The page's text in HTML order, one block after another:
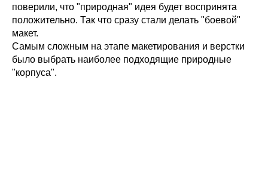
поверили, что "природная" идея будет воспринята
положительно. Так что сразу стали делать "боевой"
макет.
Самым сложным на этапе макетирования и верстки
было выбрать наиболее подходящие природные
"корпуса".